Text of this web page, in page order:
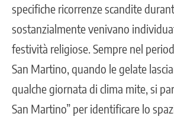
specifiche ricorrenze scandite
sostanzialmente venivano
festività religiose. Sempre nel
San Martino, quando le gelate
qualche giornata di clima mite, si
San Martino” per identificare lo